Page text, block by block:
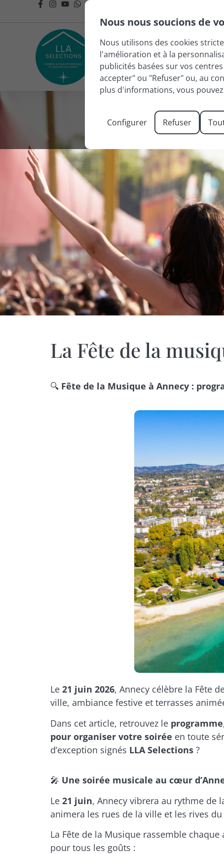
LAC
La Fête de la
🔍 Fête de la Musique à Annecy :
Le 21 juin 2026, Annecy célèbre la Fête
ville, ambiance festive et terrasses
Dans cet article, retrouvez le programme
pour organiser votre soirée en toute
d’exception signés LLA Selections ?
🎤 Une soirée musicale au cœur
Le 21 juin, Annecy vibrera au rythme de
animera les rues de la ville et les rives
La Fête de la Musique rassemble chaque
pour tous les goûts :
Nous nous soucions de
Nous utilisons des cookies
l'amélioration et à la
publicités basées sur vos
accepter" ou "Refuser" ou, au
plus d'informations, vous
Configurer Refuser